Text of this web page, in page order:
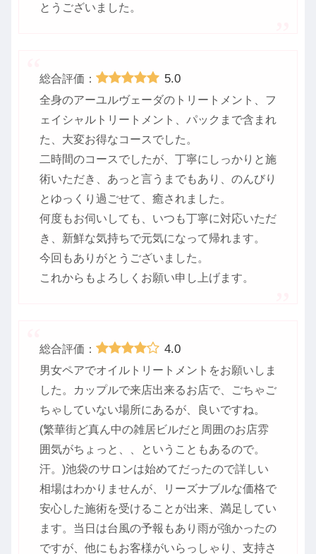
とうございました。
総合評価： 5.0
全身のアーユルヴェーダのトリートメント、フ
ェイシャルトリートメント、パックまで含まれ
た、大変お得なコースでした。
二時間のコースでしたが、丁寧にしっかりと施
術いただき、あっと言うまでもあり、のんびり
とゆっくり過ごせて、癒されました。
何度もお伺いしても、いつも丁寧に対応いただ
き、新鮮な気持ちで元気になって帰れます。
今回もありがとうございました。
これからもよろしくお願い申し上げます。
総合評価： 4.0
男女ペアでオイルトリートメントをお願いしま
した。カップルで来店出来るお店で、ごちゃご
ちゃしていない場所にあるが、良いですね。
(繁華街ど真ん中の雑居ビルだと周囲のお店雰
囲気がちょっと、、ということもあるので。
汗。)池袋のサロンは始めてだったので詳しい
相場はわかりませんが、リーズナブルな価格で
安心した施術を受けることが出来、満足してい
ます。当日は台風の予報もあり雨が強かったの
ですが、他にもお客様がいらっしゃり、支持さ